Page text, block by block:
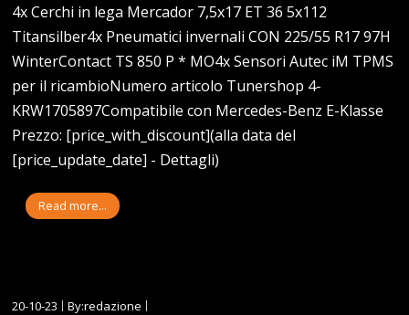
4x Cerchi in lega Mercador 7,5x17 ET 36 5x112
Titansilber4x Pneumatici invernali CON 225/55 R17 97H
WinterContact TS 850 P * MO4x Sensori Autec iM TPMS
per il ricambioNumero articolo Tunershop 4-
KRW1705897Compatibile con Mercedes-Benz E-Klasse
Prezzo: [price_with_discount](alla data del
[price_update_date] - Dettagli)
Read more...
20-10-23
By:redazione